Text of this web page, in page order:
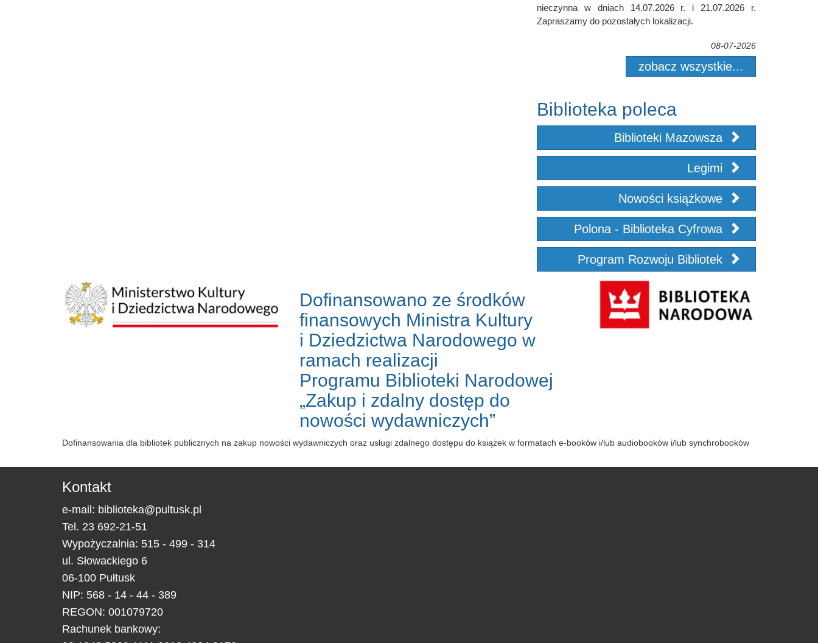
nieczynna w dniach 14.07.2026 r. i 21.07.2026 r.
Zapraszamy do pozostałych lokalizacji.
08-07-2026
zobacz wszystkie...
Biblioteka poleca
Biblioteki Mazowsza
Legimi
Nowości książkowe
Polona - Biblioteka Cyfrowa
Program Rozwoju Bibliotek
Dofinansowano ze środków
finansowych Ministra Kultury
i Dziedzictwa Narodowego w
ramach realizacji
Programu Biblioteki Narodowej
„Zakup i zdalny dostęp do
nowości wydawniczych”
Dofinansowania dla bibliotek publicznych na zakup nowości wydawniczych oraz usługi zdalnego dostępu do książek w formatach e-booków i/lub audiobooków i/lub synchrobooków
Kontakt
e-mail: biblioteka@pultusk.pl
Tel. 23 692-21-51
Wypożyczalnia: 515 - 499 - 314
ul. Słowackiego 6
06-100 Pułtusk
NIP: 568 - 14 - 44 - 389
REGON: 001079720
Rachunek bankowy: